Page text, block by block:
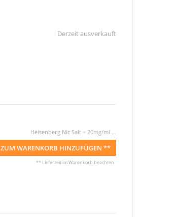
Derzeit ausverkauft
Heisenberg Nic Salt = 20mg/ml ...
ZUM WARENKORB HINZUFÜGEN **
** Lieferzeit im Warenkorb beachten